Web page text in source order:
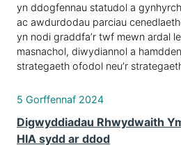
yn ddogfennau statudol a
ac awdurdodau parciau
yn nodi graddfa’r twf mewn ardal
masnachol, diwydiannol a
strategaeth ofodol neu’r
5 Gorffennaf 2024
Digwyddiadau Rhwydwaith
HIA sydd ar ddod